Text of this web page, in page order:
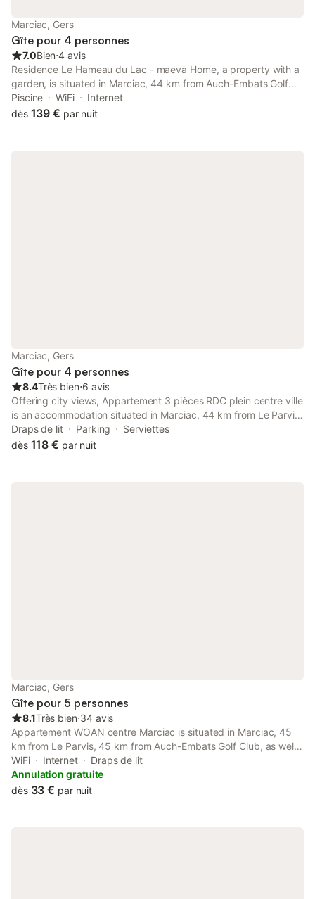
Marciac, Gers
Gîte pour 4 personnes
7.0Bien⋅4 avis
Residence Le Hameau du Lac - maeva Home, a property with a
garden, is situated in Marciac, 44 km from Auch-Embats Golf
Club, 45 km from Le Parvis, as well as 45 km from Laloubère
Golf Club.
Piscine WiFi
Internet
dès 139 € par nuit
Marciac, Gers
Gîte pour 4 personnes
8.4Très bien⋅6 avis
Offering city views, Appartement 3 pièces RDC plein centre ville
is an accommodation situated in Marciac, 44 km from Le Parvis
and 45 km from Auch-Embats Golf Club. It is set 45 km from
Laloubère Golf Club and provides an ATM.
Draps de lit Parking
Serviettes
dès 118 € par nuit
Marciac, Gers
Gîte pour 5 personnes
8.1Très bien⋅34 avis
Appartement WOAN centre Marciac is situated in Marciac, 45
km from Le Parvis, 45 km from Auch-Embats Golf Club, as well
as 45 km from Laloubère Golf Club. Both free WiFi and parking
on-site are available at the apartment free of charge.
WiFi Internet
Draps de lit
Annulation gratuite
dès 33 € par nuit